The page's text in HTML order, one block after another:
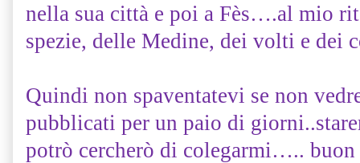
nella sua città e poi a Fès….al mio
spezie, delle Medine, dei volti e dei
Quindi non spaventatevi se non
pubblicati per un paio di
potrò cercherò di colegarmi….. buon